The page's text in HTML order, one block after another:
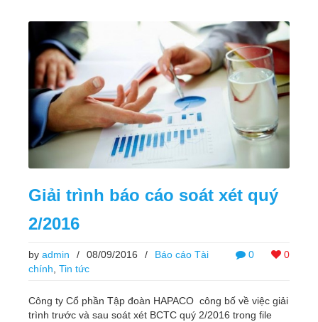
Giải trình báo cáo soát xét quý
2/2016
0 0
by admin / 08/09/2016 /
Báo cáo Tài
chính Tin tức
Công ty Cổ phần Tập đoàn HAPACO công bố về việc giải
trình trước và sau soát xét BCTC quý 2/2016 trong file